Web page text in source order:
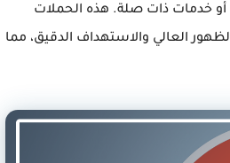
أو خدمات ذات صلة. هذه الحملات
العالي والاستهداف الدقيق، مما